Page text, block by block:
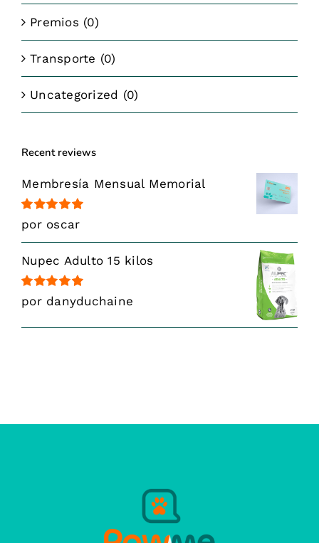
Premios (0)
Transporte (0)
Uncategorized (0)
Recent reviews
Membresía Mensual Memorial
Valorado
con
por oscar
Nupec Adulto 15 kilos
Valorado
con
por danyduchaine